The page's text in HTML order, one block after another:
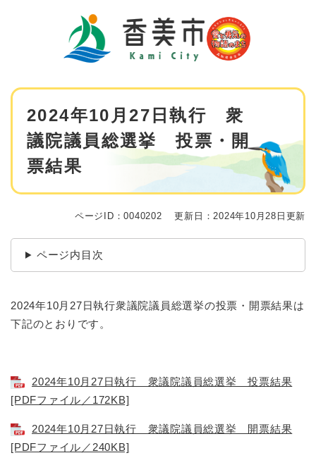
本
2024年10月27日執行 衆
議院議員総選挙 投票・開
票結果
ページID：0040202 更新日：2024年10月28日更新
ページ内目次
2024年10月27日執行衆議院議員総選挙の投票・開票結果は
下記のとおりです。
2024年10月27日執行 衆議院議員総選挙 投票結果
[PDFファイル／172KB]
2024年10月27日執行 衆議院議員総選挙 開票結果
[PDFファイル／240KB]